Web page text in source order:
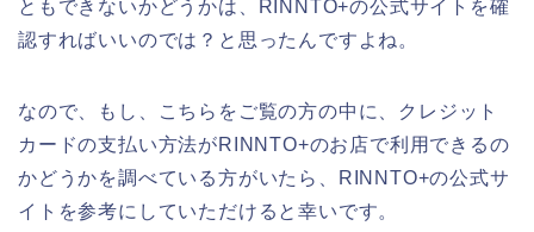
ともできないかどうかは、RINNTO+の公式サイトを確
認すればいいのでは？と思ったんですよね。
なので、もし、こちらをご覧の方の中に、クレジット
カードの支払い方法がRINNTO+のお店で利用できるの
かどうかを調べている方がいたら、RINNTO+の公式サ
イトを参考にしていただけると幸いです。